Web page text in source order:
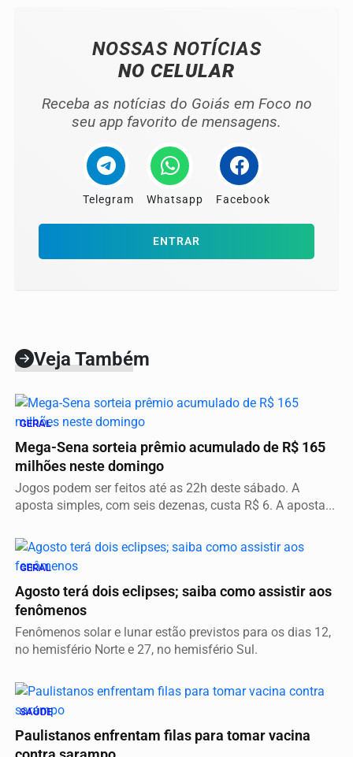
NOSSAS NOTÍCIAS
NO CELULAR
Receba as notícias do Goiás em Foco no
seu app favorito de mensagens.
Telegram Whatsapp Facebook
ENTRAR
Veja Também
GERAL
Mega-Sena sorteia prêmio acumulado de R$ 165
milhões neste domingo
Jogos podem ser feitos até as 22h deste sábado. A
aposta simples, com seis dezenas, custa R$ 6. A aposta...
GERAL
Agosto terá dois eclipses; saiba como assistir aos
fenômenos
Fenômenos solar e lunar estão previstos para os dias 12,
no hemisfério Norte e 27, no hemisfério Sul.
SAÚDE
Paulistanos enfrentam filas para tomar vacina